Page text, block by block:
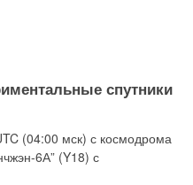
спутники
(04:00 мск) с космодрома
6А” (Y18) с